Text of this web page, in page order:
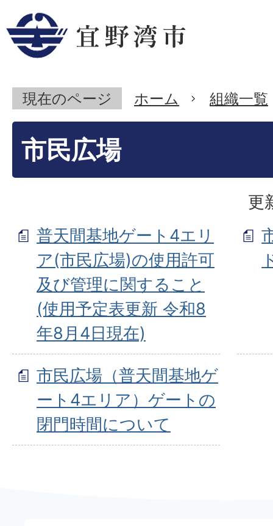
現在のページ ホーム 組織一覧
市民広場
更
普天間基地ゲート4エリ
ア(市民広場)の使用許可
及び管理に関すること
(使用予定表更新 令和8
年8月4日現在)
市民広場（普天間基地ゲ
ート4エリア）ゲートの
閉門時間について